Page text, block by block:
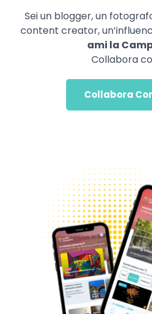
Sei un blogger, un
content creator,
ami la
Collabora
Collabora